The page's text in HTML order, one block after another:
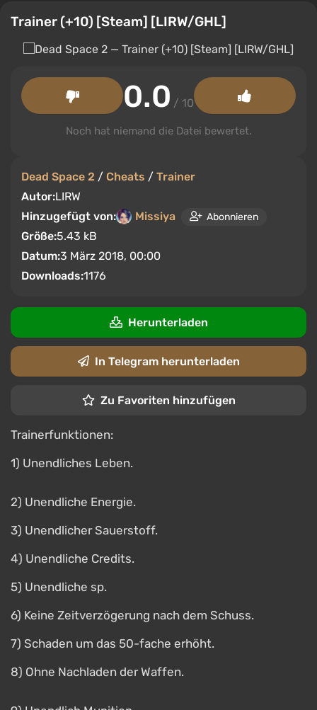
Trainer (+10) [Steam] [LIRW/GHL]
Dead Space 2 / Cheats / Trainer
Autor:LIRW
Hinzugefügt von:
Missiya Abonnieren
Größe:5.43 kB
Datum:3 März 2018, 00:00
Downloads:1176
0.0 / 10
Noch hat niemand die Datei bewertet.
Herunterladen
In Telegram herunterladen
Zu Favoriten hinzufügen
Trainerfunktionen:
1) Unendliches Leben.
2) Unendliche Energie.
3) Unendlicher Sauerstoff.
4) Unendliche Credits.
5) Unendliche sp.
6) Keine Zeitverzögerung nach dem Schuss.
7) Schaden um das 50-fache erhöht.
8) Ohne Nachladen der Waffen.